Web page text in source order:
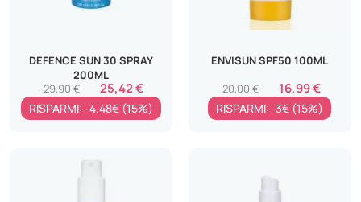
DEFENCE SUN 30 SPRAY
200ML
25,42 €
29,90 €
RISPARMI: -4.48€ (15%)
ENVISUN SPF50 100ML
16,99 €
20,00 €
RISPARMI: -3€ (15%)